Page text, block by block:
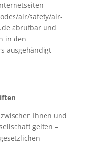
air/safety/air-
abrufbar und
in den
ausgehändigt
Ihnen und
gelten –